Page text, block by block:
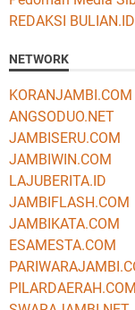
REDAKSI BULIAN.ID
NETWORK
KORANJAMBI.COM
ANGSODUO.NET
JAMBISERU.COM
JAMBIWIN.COM
LAJUBERITA.ID
JAMBIFLASH.COM
JAMBIKATA.COM
ESAMESTA.COM
PILARDAERAH.COM